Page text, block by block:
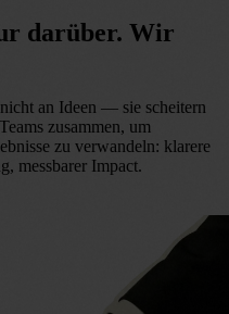
darüber. Wir
an Ideen — sie scheitern
zusammen, um
zu verwandeln: klarere
messbarer Impact.